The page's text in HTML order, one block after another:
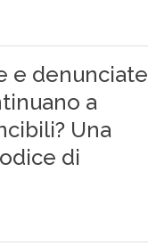
e denunciate
a
Una
di